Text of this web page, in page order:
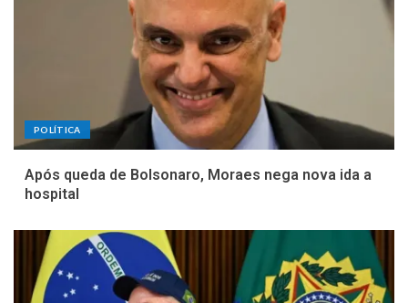
POLÍTICA
Após queda de Bolsonaro, Moraes nega nova ida a
hospital